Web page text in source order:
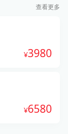
查看更多
3980
6580